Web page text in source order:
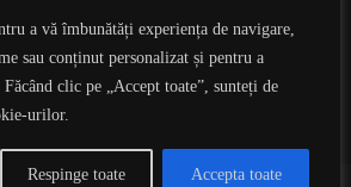
a vă îmbunătăți experiența de navigare,
sau conținut personalizat și pentru a
clic pe „Accept toate”, sunteți de
urilor.
Respinge toate Accepta toate
PĂTRĂȘCANU NR. 16, SECTOR 3,
BUCUREȘTI